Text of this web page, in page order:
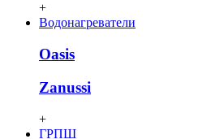
+
Водонагреватели
Oasis
Zanussi
+
ГРПШ